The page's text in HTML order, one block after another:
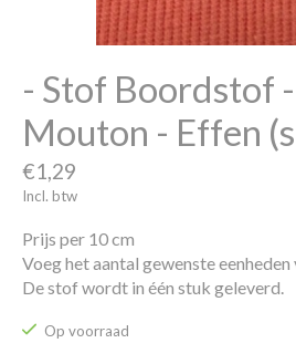
- Stof Boordstof
Mouton - Effen
€1,29
Incl. btw
Prijs per 10 cm
Voeg het aantal gewenste eenheden
De stof wordt in één stuk geleverd.
Op voorraad